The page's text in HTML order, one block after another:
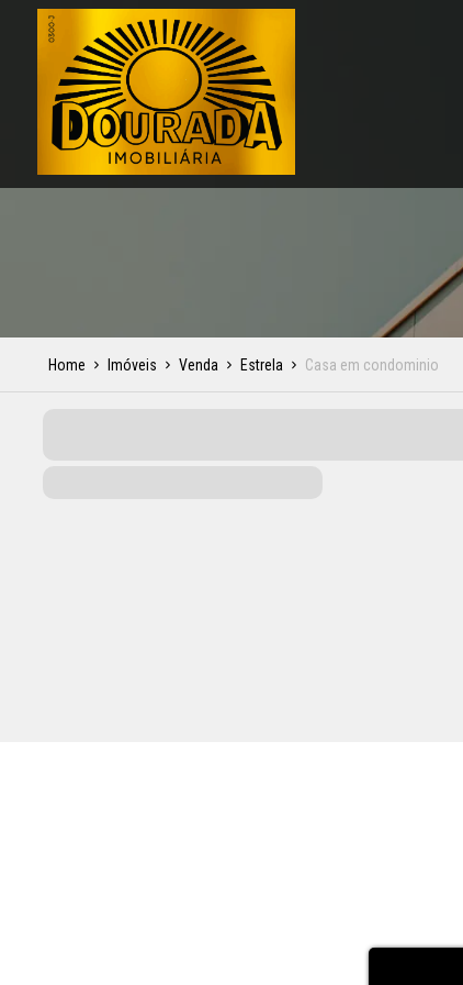
Home Imóveis Venda Estrela Casa em condominio